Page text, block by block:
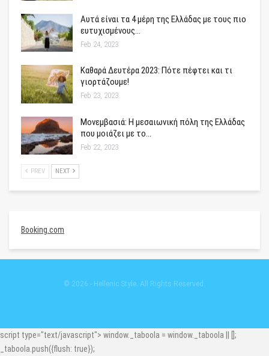
Αυτά είναι τα 4 μέρη της Ελλάδας με τους πιο
ευτυχισμένους…
Feb 24, 2023
Καθαρά Δευτέρα 2023: Πότε πέφτει και τι
γιορτάζουμε!
Feb 23, 2023
Μονεμβασιά: Η μεσαιωνική πόλη της Ελλάδας
που μοιάζει με το…
Feb 22, 2023
PREV NEXT
Booking.com
© 2026 - Hellenic Style. All Rights Reserved.
script type="text/javascript"> window._taboola = window._taboola || [];
_taboola.push({flush: true});